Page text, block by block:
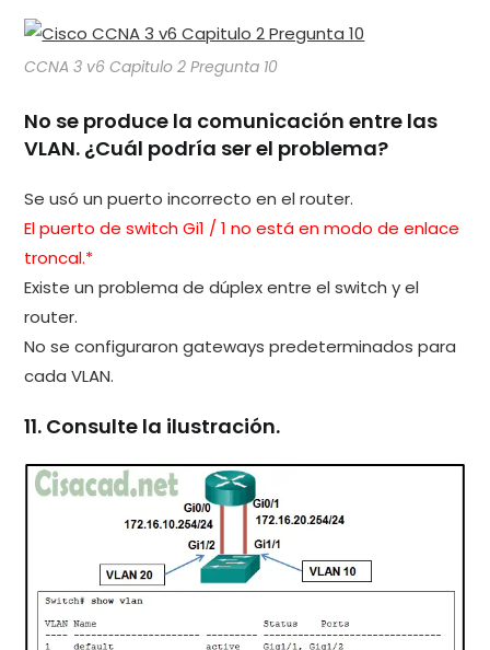
CCNA 3 v6 Capitulo 2 Pregunta 10
No se produce la comunicación entre las
VLAN. ¿Cuál podría ser el problema?
Se usó un puerto incorrecto en el router.
El puerto de switch Gi1 / 1 no está en modo de enlace
troncal.*
Existe un problema de dúplex entre el switch y el
router.
No se configuraron gateways predeterminados para
cada VLAN.
11. Consulte la ilustración.